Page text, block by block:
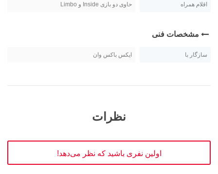
اقلام همراه حاوی دو بازی Inside و Limbo
مشخصات فنی
سازگار با ایکس باکس وان
نظرات
اولین نفری باشید که نظر می‌دهد!